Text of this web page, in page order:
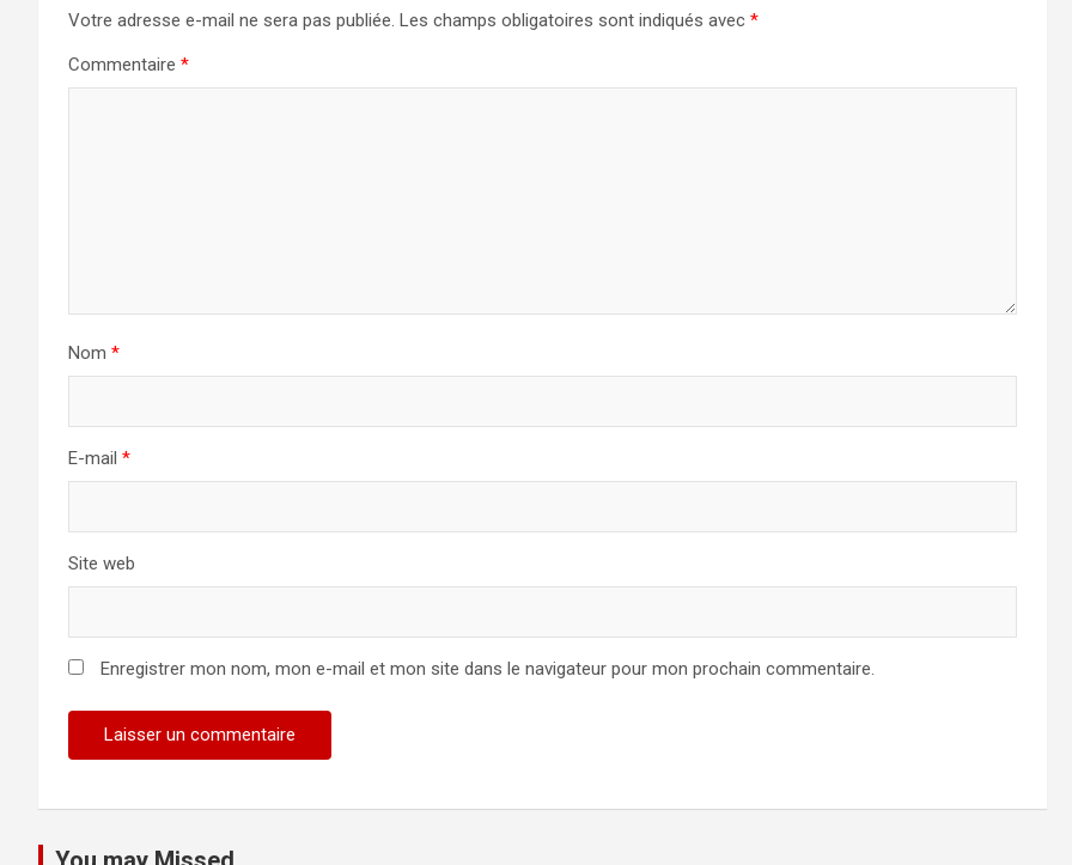
Votre adresse e-mail ne sera pas publiée. Les champs obligatoires sont indiqués avec *
Commentaire *
Nom *
E-mail *
Site web
Enregistrer mon nom, mon e-mail et mon site dans le navigateur pour mon prochain commentaire.